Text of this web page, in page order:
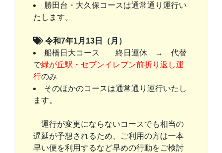
勝田台・大久保コースは通常通り運行い
たします。
令和7年1月13日（月）
船橋日大コース 終日運休 → 代替
で緑が丘駅・セブンイレブン前折り返し運
行のみ
そのほかのコースは通常通り運行いたし
ます。
運行が変更にならないコースでも相当の
遅延が予想されるため、ご利用の方は一本
早い便を利用するなど早めの行動をご検討